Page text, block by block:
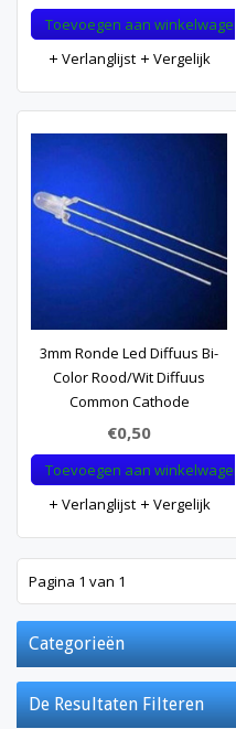
Toevoegen aan winkelwagen
Verlanglijst
Vergelijk
3mm Ronde Led Diffuus Bi-
Color Rood/Wit Diffuus
Common Cathode
€0,50
Toevoegen aan winkelwagen
Verlanglijst
Vergelijk
Pagina 1 van 1
Categorieën
De Resultaten Filteren